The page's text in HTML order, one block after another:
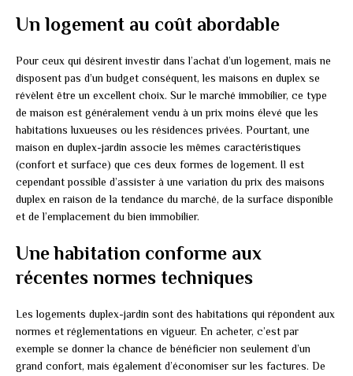
Un logement au coût abordable
Pour ceux qui désirent investir dans l’achat d’un logement, mais ne
disposent pas d’un budget conséquent, les maisons en duplex se
révèlent être un excellent choix. Sur le marché immobilier, ce type
de maison est généralement vendu à un prix moins élevé que les
habitations luxueuses ou les résidences privées. Pourtant, une
maison en duplex-jardin associe les mêmes caractéristiques
(confort et surface) que ces deux formes de logement. Il est
cependant possible d’assister à une variation du prix des maisons
duplex en raison de la tendance du marché, de la surface disponible
et de l’emplacement du bien immobilier.
Une habitation conforme aux
récentes normes techniques
Les logements duplex-jardin sont des habitations qui répondent aux
normes et réglementations en vigueur. En acheter, c’est par
exemple se donner la chance de bénéficier non seulement d’un
grand confort, mais également d’économiser sur les factures. De